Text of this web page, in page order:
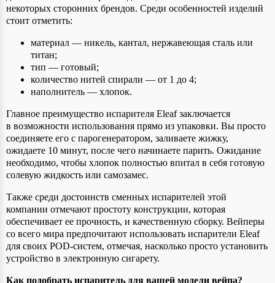
некоторых сторонних брендов. Среди особенностей изделий
стоит отметить:
материал — никель, кантал, нержавеющая сталь или
титан;
тип — готовый;
количество нитей спирали — от 1 до 4;
наполнитель — хлопок.
Главное преимущество испарителя Eleaf заключается
в возможности использования прямо из упаковки. Вы просто
соединяете его с парогенератором, заливаете жижку,
ожидаете 10 минут, после чего начинаете парить. Ожидание
необходимо, чтобы хлопок полностью впитал в себя готовую
солевую жидкость или самозамес.
Также среди достоинств сменных испарителей этой
компании отмечают простоту конструкции, которая
обеспечивает ее прочность, и качественную сборку. Вейперы
со всего мира предпочитают использовать испарители Eleaf
для своих POD-систем, отмечая, насколько просто установить
устройство в электронную сигарету.
Как подобрать испаритель для вашей модели вейпа?